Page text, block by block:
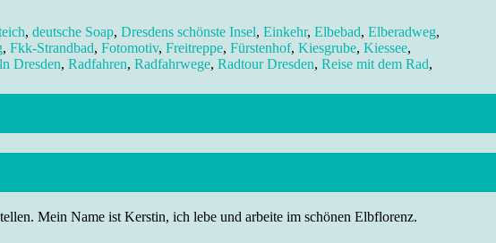
, deutsche Soap, Dresdens schönste Insel, Einkehr, Elbebad, Elberadweg,
, Fkk-Strandbad, Fotomotiv, Freitreppe, Fürstenhof, Kiesgrube, Kiessee,
Dresden, Radfahren, Radfahrwege, Radtour Dresden, Reise mit dem Rad,
Mein Name ist Kerstin, ich lebe und arbeite im schönen Elbflorenz.